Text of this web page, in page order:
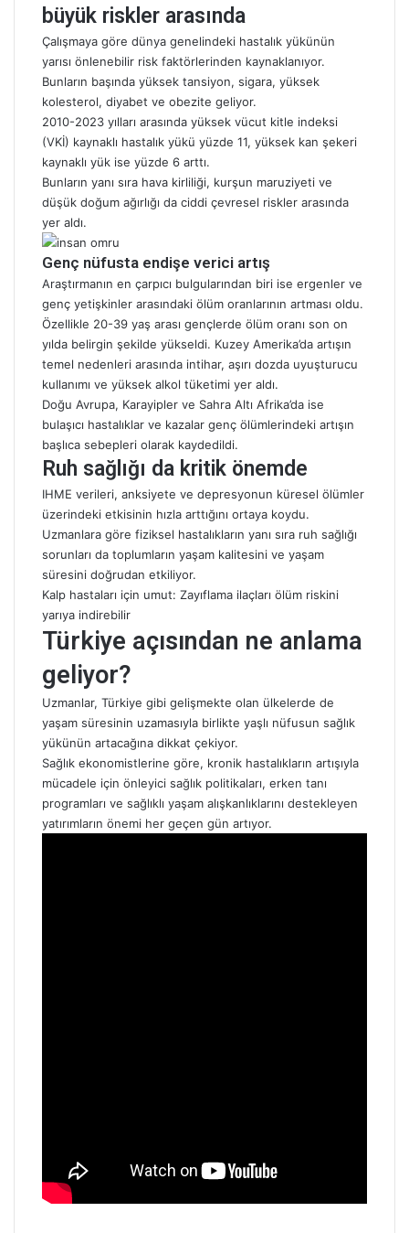
büyük riskler arasında
Çalışmaya göre dünya genelindeki hastalık yükünün
yarısı önlenebilir risk faktörlerinden kaynaklanıyor.
Bunların başında yüksek tansiyon, sigara, yüksek
kolesterol, diyabet ve obezite geliyor.
2010-2023 yılları arasında yüksek vücut kitle indeksi
(VKİ) kaynaklı hastalık yükü yüzde 11, yüksek kan şekeri
kaynaklı yük ise yüzde 6 arttı.
Bunların yanı sıra hava kirliliği, kurşun maruziyeti ve
düşük doğum ağırlığı da ciddi çevresel riskler arasında
yer aldı.
Genç nüfusta endişe verici artış
Araştırmanın en çarpıcı bulgularından biri ise ergenler ve
genç yetişkinler arasındaki ölüm oranlarının artması oldu.
Özellikle 20-39 yaş arası gençlerde ölüm oranı son on
yılda belirgin şekilde yükseldi. Kuzey Amerika’da artışın
temel nedenleri arasında intihar, aşırı dozda uyuşturucu
kullanımı ve yüksek alkol tüketimi yer aldı.
Doğu Avrupa, Karayipler ve Sahra Altı Afrika’da ise
bulaşıcı hastalıklar ve kazalar genç ölümlerindeki artışın
başlıca sebepleri olarak kaydedildi.
Ruh sağlığı da kritik önemde
IHME verileri, anksiyete ve depresyonun küresel ölümler
üzerindeki etkisinin hızla arttığını ortaya koydu.
Uzmanlara göre fiziksel hastalıkların yanı sıra ruh sağlığı
sorunları da toplumların yaşam kalitesini ve yaşam
süresini doğrudan etkiliyor.
Kalp hastaları için umut: Zayıflama ilaçları ölüm riskini
yarıya indirebilir
Türkiye açısından ne anlama
geliyor?
Uzmanlar, Türkiye gibi gelişmekte olan ülkelerde de
yaşam süresinin uzamasıyla birlikte yaşlı nüfusun sağlık
yükünün artacağına dikkat çekiyor.
Sağlık ekonomistlerine göre, kronik hastalıkların artışıyla
mücadele için önleyici sağlık politikaları, erken tanı
programları ve sağlıklı yaşam alışkanlıklarını destekleyen
yatırımların önemi her geçen gün artıyor.